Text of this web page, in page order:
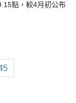
點，較4月初公布